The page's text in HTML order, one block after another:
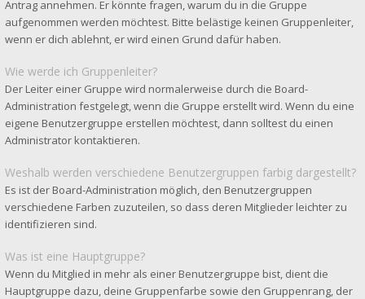
Antrag annehmen. Er könnte fragen, warum du in die Gruppe
aufgenommen werden möchtest. Bitte belästige keinen Gruppenleiter,
wenn er dich ablehnt, er wird einen Grund dafür haben.
Wie werde ich Gruppenleiter?
Der Leiter einer Gruppe wird normalerweise durch die Board-
Administration festgelegt, wenn die Gruppe erstellt wird. Wenn du eine
eigene Benutzergruppe erstellen möchtest, dann solltest du einen
Administrator kontaktieren.
Weshalb werden verschiedene Benutzergruppen farbig dargestellt?
Es ist der Board-Administration möglich, den Benutzergruppen
verschiedene Farben zuzuteilen, so dass deren Mitglieder leichter zu
identifizieren sind.
Was ist eine Hauptgruppe?
Wenn du Mitglied in mehr als einer Benutzergruppe bist, dient die
Hauptgruppe dazu, deine Gruppenfarbe sowie den Gruppenrang, der